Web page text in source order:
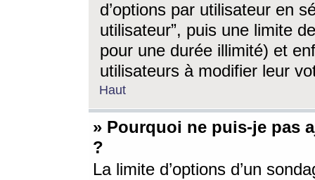
d’options par utilisateur en
utilisateur”, puis une limite
pour une durée illimité) et
utilisateurs à modifier leur
Haut
» Pourquoi ne puis-je pas
?
La limite d’options d’un